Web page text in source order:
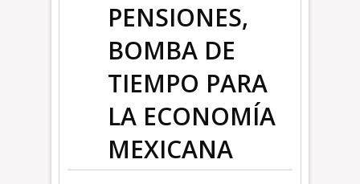
PENSIONES,
BOMBA DE
TIEMPO PARA
LA ECONOMÍA
MEXICANA